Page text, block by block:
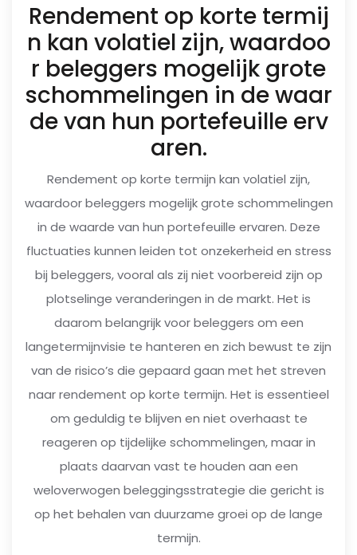
Rendement op korte termij
n kan volatiel zijn, waardoo
r beleggers mogelijk grote
schommelingen in de waar
de van hun portefeuille erv
aren.
Rendement op korte termijn kan volatiel zijn,
waardoor beleggers mogelijk grote schommelingen
in de waarde van hun portefeuille ervaren. Deze
fluctuaties kunnen leiden tot onzekerheid en stress
bij beleggers, vooral als zij niet voorbereid zijn op
plotselinge veranderingen in de markt. Het is
daarom belangrijk voor beleggers om een
langetermijnvisie te hanteren en zich bewust te zijn
van de risico’s die gepaard gaan met het streven
naar rendement op korte termijn. Het is essentieel
om geduldig te blijven en niet overhaast te
reageren op tijdelijke schommelingen, maar in
plaats daarvan vast te houden aan een
weloverwogen beleggingsstrategie die gericht is
op het behalen van duurzame groei op de lange
termijn.